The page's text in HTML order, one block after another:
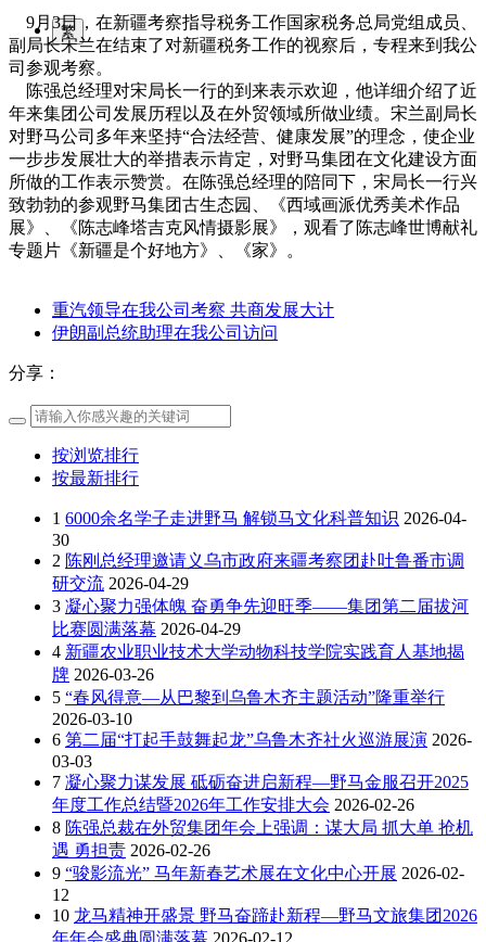
繁
9月3日，在新疆考察指导税务工作国家税务总局党组成员、
副局长宋兰在结束了对新疆税务工作的视察后，专程来到我公
司参观考察。
陈强总经理对宋局长一行的到来表示欢迎，他详细介绍了近
年来集团公司发展历程以及在外贸领域所做业绩。宋兰副局长
对野马公司多年来坚持“合法经营、健康发展”的理念，使企业
一步步发展壮大的举措表示肯定，对野马集团在文化建设方面
所做的工作表示赞赏。在陈强总经理的陪同下，宋局长一行兴
致勃勃的参观野马集团古生态园、《西域画派优秀美术作品
展》、《陈志峰塔吉克风情摄影展》，观看了陈志峰世博献礼
专题片《新疆是个好地方》、《家》。
重汽领导在我公司考察 共商发展大计
伊朗副总统助理在我公司访问
分享：
按浏览排行
按最新排行
1 6000余名学子走进野马 解锁马文化科普知识 2026-04-
30
2 陈刚总经理邀请义乌市政府来疆考察团赴吐鲁番市调
研交流 2026-04-29
3 凝心聚力强体魄 奋勇争先迎旺季——集团第二届拔河
比赛圆满落幕 2026-04-29
4 新疆农业职业技术大学动物科技学院实践育人基地揭
牌 2026-03-26
5 “春风得意—从巴黎到乌鲁木齐主题活动”隆重举行
2026-03-10
6 第二届“打起手鼓舞起龙”乌鲁木齐社火巡游展演 2026-
03-03
7 凝心聚力谋发展 砥砺奋进启新程—野马金服召开2025
年度工作总结暨2026年工作安排大会 2026-02-26
8 陈强总裁在外贸集团年会上强调：谋大局 抓大单 抢机
遇 勇担责 2026-02-26
9 “骏影流光” 马年新春艺术展在文化中心开展 2026-02-
12
10 龙马精神开盛景 野马奋蹄赴新程—野马文旅集团2026
年年会盛典圆满落幕 2026-02-12